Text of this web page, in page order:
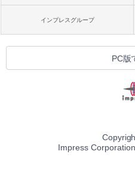
インプレスグループ
PC版
Impress